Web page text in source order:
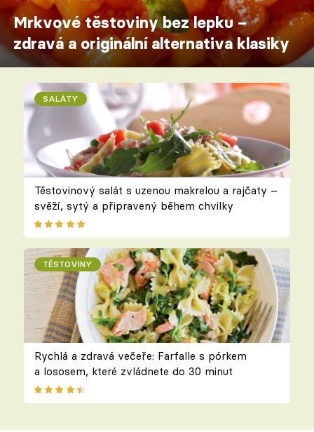
Mrkvové těstoviny bez lepku –
zdravá a originální alternativa klasiky
SALÁTY
Těstovinový salát s uzenou makrelou a rajčaty –
svěží, sytý a připravený během chvilky
TĚSTOVINY
Rychlá a zdravá večeře: Farfalle s pórkem
a lososem, které zvládnete do 30 minut